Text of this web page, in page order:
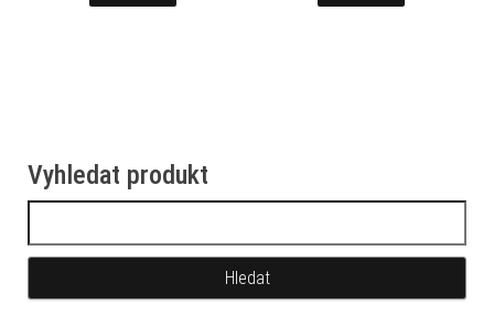
Vyhledat produkt